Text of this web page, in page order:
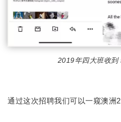
2019年四大班收
通过这次招聘我们可以一窥澳洲